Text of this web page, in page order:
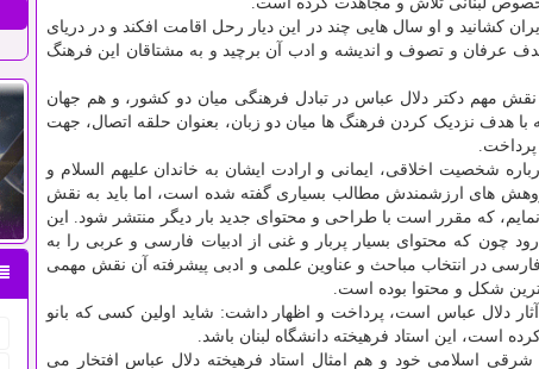
کشانید و او سال هایی چند در این دیار رحل اقامت افکند و در دریای
عرفان و تصوف و اندیشه و ادب آن برچید و به مشتاقان این فرهنگ
مهم دکتر دلال عباس در تبادل فرهنگی میان دو کشور، و هم جهان
هدف نزدیک کردن فرهنگ ها میان دو زبان، بعنوان حلقه اتصال، جهت
پرداخت.
شخصیت اخلاقی، ایمانی و ارادت ایشان به خاندان علیهم السلام و
های ارزشمندش مطالب بسیاری گفته شده است، اما باید به نقش
نمایم، که مقرر است با طراحی و محتوای جدید بار دیگر منتشر شود. این
چون که محتوای بسیار پربار و غنی از ادبیات فارسی و عربی را به
فارسی در انتخاب مباحث و عناوین علمی و ادبی پیشرفته آن نقش مهمی
شکل و محتوا بوده است.
دلال عباس است، پرداخت و اظهار داشت: شاید اولین کسی که بانو
است، این استاد فرهیخته دانشگاه لبنان باشد.
اسلامی خود و هم امثال استاد فرهیخته دلال عباس افتخار می